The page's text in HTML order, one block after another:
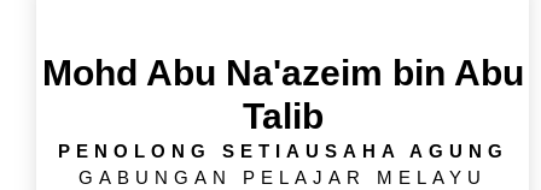
Mohd Abu Na'azeim bin Abu
Talib
PENOLONG SETIAUSAHA AGUNG
GABUNGAN PELAJAR MELAYU